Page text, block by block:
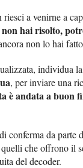
a venirne a
non hai risolto,
non lo hai
individua
, per inviare una
è andata a buon
conferma da parte
che offrono il
del decoder.